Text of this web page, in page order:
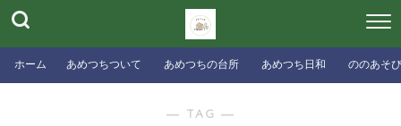
ホーム あめつちついて あめつちの台所 あめつち日和 ののあそ
― TAG ―